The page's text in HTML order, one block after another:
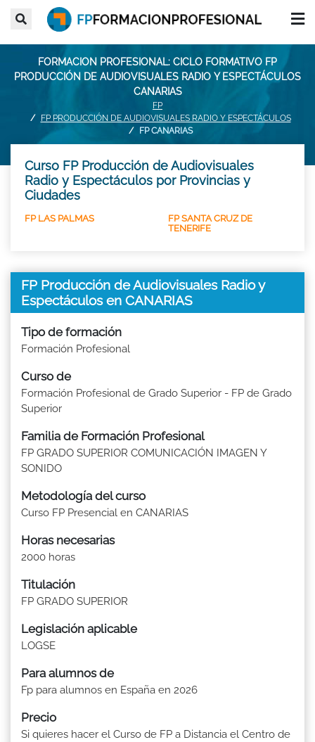
FORMACION PROFESIONAL: CICLO FORMATIVO FP
PRODUCCIÓN DE AUDIOVISUALES RADIO Y ESPECTÁCULOS
CANARIAS
FP
FP PRODUCCIÓN DE AUDIOVISUALES RADIO Y ESPECTÁCULOS
FP CANARIAS
Curso FP Producción de Audiovisuales
Radio y Espectáculos por Provincias y
Ciudades
FP LAS PALMAS
FP SANTA CRUZ DE
TENERIFE
FP Producción de Audiovisuales Radio y
Espectáculos en CANARIAS
Tipo de formación
Formación Profesional
Curso de
Formación Profesional de Grado Superior - FP de Grado
Superior
Familia de Formación Profesional
FP GRADO SUPERIOR COMUNICACIÓN IMAGEN Y
SONIDO
Metodología del curso
Curso FP Presencial en CANARIAS
Horas necesarias
2000 horas
Titulación
FP GRADO SUPERIOR
Legislación aplicable
LOGSE
Para alumnos de
Fp para alumnos en España en 2026
Precio
Si quieres hacer el Curso de FP a Distancia el Centro de